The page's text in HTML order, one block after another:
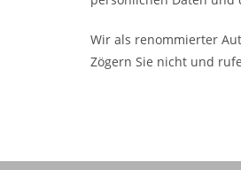
Wir als renommierter
Zögern Sie nicht und